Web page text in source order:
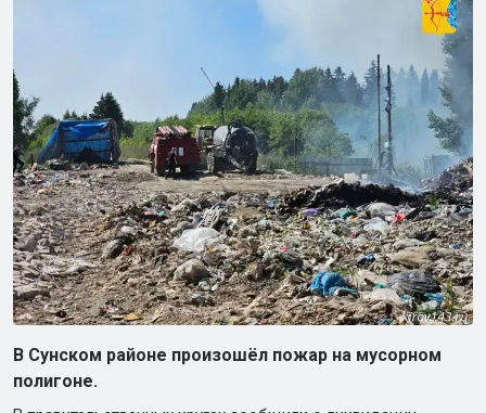
В Сунском районе произошёл пожар на мусорном
полигоне.